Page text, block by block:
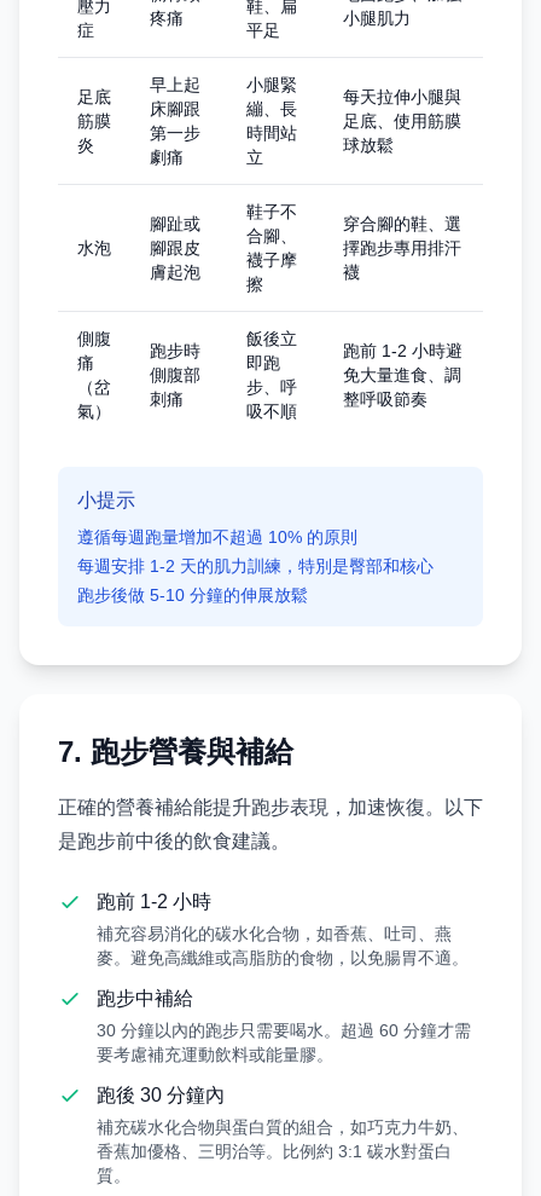
壓力
症
疼痛
鞋、扁
平足
小腿肌力
足底
筋膜
炎
早上起
床腳跟
第一步
劇痛
小腿緊
繃、長
時間站
立
每天拉伸小腿與
足底、使用筋膜
球放鬆
水泡
腳趾或
腳跟皮
膚起泡
鞋子不
合腳、
襪子摩
擦
穿合腳的鞋、選
擇跑步專用排汗
襪
側腹
痛
（岔
氣）
跑步時
側腹部
刺痛
飯後立
即跑
步、呼
吸不順
跑前 1-2 小時避
免大量進食、調
整呼吸節奏
小提示
遵循每週跑量增加不超過 10% 的原則
每週安排 1-2 天的肌力訓練，特別是臀部和核心
跑步後做 5-10 分鐘的伸展放鬆
7. 跑步營養與補給
正確的營養補給能提升跑步表現，加速恢復。以下
是跑步前中後的飲食建議。
跑前 1-2 小時
補充容易消化的碳水化合物，如香蕉、吐司、燕
麥。避免高纖維或高脂肪的食物，以免腸胃不適。
跑步中補給
30 分鐘以內的跑步只需要喝水。超過 60 分鐘才需
要考慮補充運動飲料或能量膠。
跑後 30 分鐘內
補充碳水化合物與蛋白質的組合，如巧克力牛奶、
香蕉加優格、三明治等。比例約 3:1 碳水對蛋白
質。